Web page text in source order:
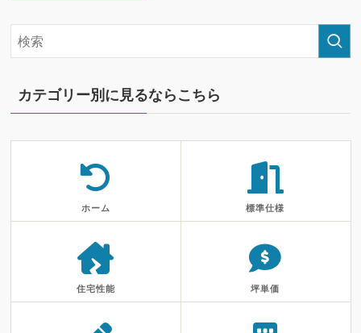
カテゴリー別に見るならこちら
ホーム 標準仕様
住宅性能 坪単価